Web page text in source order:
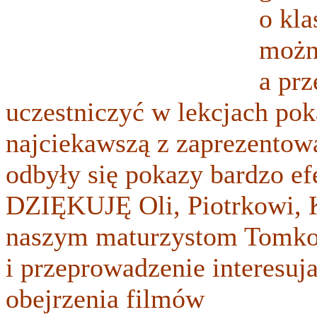
o
a
uczestniczyć w lekcjach
najciekawszą z
odbyły się pokazy bardzo
DZIĘKUJĘ Oli, Piotrkowi,
naszym maturzystom
i przeprowadzenie
obejrzenia filmów